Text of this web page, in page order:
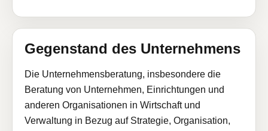
Gegenstand des Unternehmens
Die Unternehmensberatung, insbesondere die
Beratung von Unternehmen, Einrichtungen und
anderen Organisationen in Wirtschaft und
Verwaltung in Bezug auf Strategie, Organisation,